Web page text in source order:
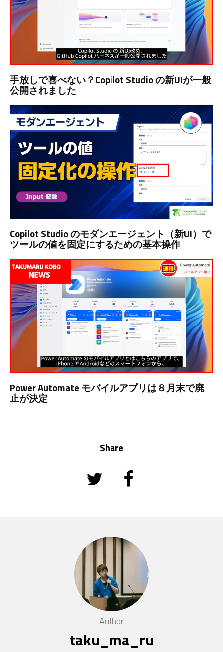
手放しで喜べない？Copilot Studio の新UIが一般
公開されました
Copilot Studio のモダンエージェント（新UI）で
ツールの値を固定にするための基本操作
Power Automate モバイルアプリは８月末で廃
止が決定
Share
Author
taku_ma_ru